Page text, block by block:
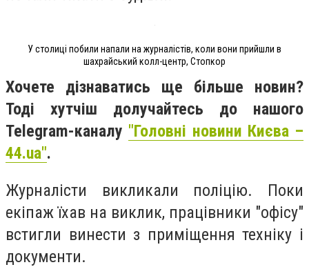
У столиці побили напали на журналістів, коли вони прийшли в
шахрайський колл-центр, Стопкор
Хочете дізнаватись ще більше новин?
Тоді хутчіш долучайтесь до нашого
Telegram-каналу "Головні новини Києва –
44.ua".
Журналісти викликали поліцію. Поки
екіпаж їхав на виклик, працівники "офісу"
встигли винести з приміщення техніку і
документи.